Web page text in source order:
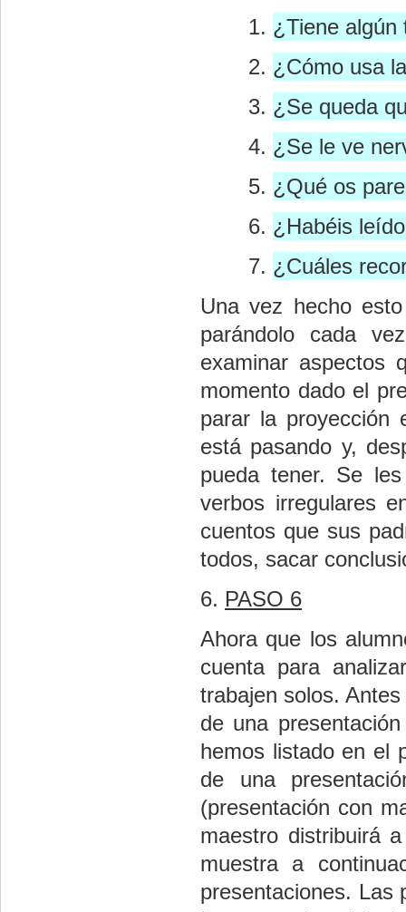
¿Tiene algún
¿Cómo usa
¿Se queda
¿Se le ve
¿Qué os
¿Habéis
¿Cuáles
Una vez hecho
parándolo cada
examinar aspectos
momento dado el
parar la proyección
está pasando y,
pueda tener. Se
verbos irregulares
cuentos que sus
todos, sacar
6. PASO 6
Ahora que los
cuenta para
trabajen solos.
de una
hemos listado en el
de una
(presentación con
maestro distribuirá
muestra a
presentaciones. Las